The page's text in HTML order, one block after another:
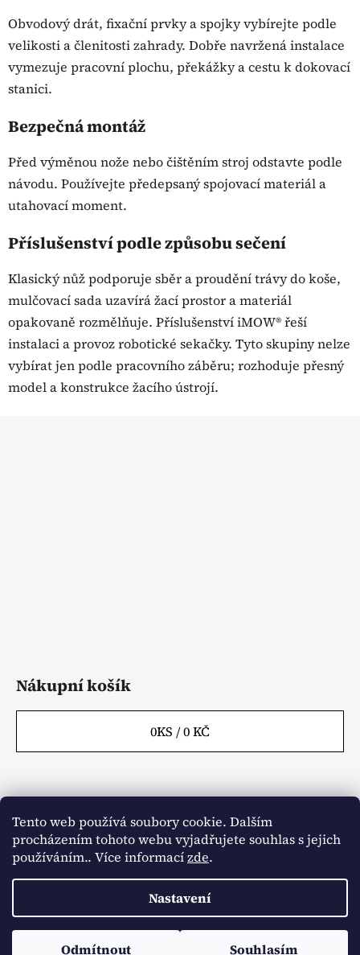
Tento web používá soubory cookie. Dalším
procházením tohoto webu vyjadřujete souhlas s jejich
používáním.. Více informacízde.
Nastavení
Odmítnout Souhlasím
y
v
ý
p
Obvodový drát, fixační prvky a spojky vybírejte podle
velikosti a členitosti zahrady. Dobře navržená instalace
vymezuje pracovní plochu, překážky a cestu k dokovací
stanici.
Bezpečná montáž
Před výměnou nože nebo čištěním stroj odstavte podle
návodu. Používejte předepsaný spojovací materiál a
utahovací moment.
Příslušenství podle způsobu sečení
Klasický nůž podporuje sběr a proudění trávy do koše,
mulčovací sada uzavírá žací prostor a materiál
opakovaně rozmělňuje. Příslušenství iMOW® řeší
instalaci a provoz robotické sekačky. Tyto skupiny nelze
vybírat jen podle pracovního záběru; rozhoduje přesný
model a konstrukce žacího ústrojí.
Nákupní košík
0KS /0 KČ
Webové stránky
Kontakty
Obchodní podmínky
Napište nám
Aktuality
Vytvořil Shoptet